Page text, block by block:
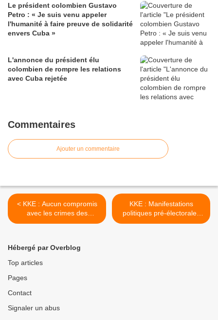
Le président colombien Gustavo
Petro : « Je suis venu appeler
l'humanité à faire preuve de solidarité
envers Cuba »
L'annonce du président élu
colombien de rompre les relations
avec Cuba rejetée
Commentaires
Ajouter un commentaire
< KKE : Aucun compromis
avec les crimes des
impérialistes
KKE : Manifestations
politiques pré-électorales
en Grande-Bretagne et en
Hébergé par Overblog
Top articles
Pages
Contact
Signaler un abus